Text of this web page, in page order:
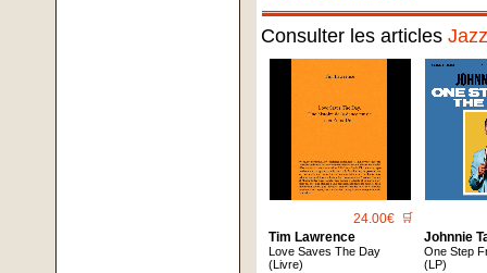
Consulter les articles
24.00€ 🛒
Tim Lawrence
Love Saves The Day
(Livre)
Johnnie
One Step
(LP)